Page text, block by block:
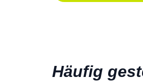
Häufig